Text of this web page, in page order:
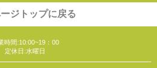
ジトップに戻る
時間:10:00~19：00
定休日:水曜日